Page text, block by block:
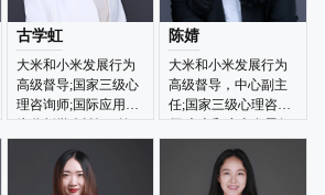
古学虹
大米和小米发展行为
高级督导;国家三级心
理咨询师;国际应用行
为分析学会认证副行
为分析师BCaBA
陈婧
大米和小米发展行为
高级督导，中心副主
任;国家三级心理咨询
师;大米和小米发展行
为高级督导和国际应
用行为分析学会认证
副行为分析师BCaBA